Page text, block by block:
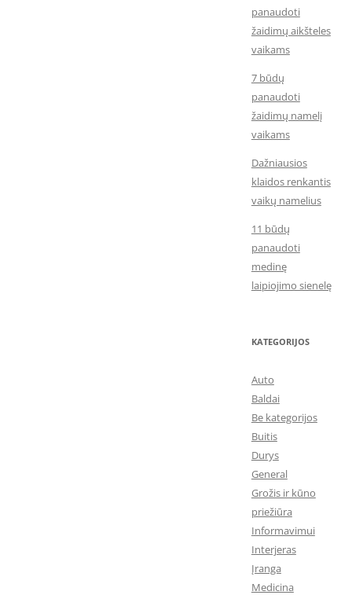
panaudoti
žaidimų aikšteles
vaikams
7 būdų
panaudoti
žaidimų namelį
vaikams
Dažniausios
klaidos renkantis
vaikų namelius
11 būdų
panaudoti
medinę
laipiojimo sienelę
KATEGORIJOS
Auto
Baldai
Be kategorijos
Buitis
Durys
General
Grožis ir kūno
priežiūra
Informavimui
Interjeras
Įranga
Medicina